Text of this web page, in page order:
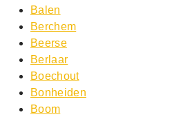
Balen
Berchem
Beerse
Berlaar
Boechout
Bonheiden
Boom